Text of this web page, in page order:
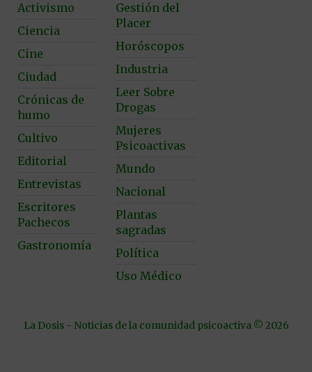
Activismo
Ciencia
Cine
Ciudad
Crónicas de
humo
Cultivo
Editorial
Entrevistas
Escritores
Pachecos
Gastronomía
Gestión del
Placer
Horóscopos
Industria
Leer Sobre
Drogas
Mujeres
Psicoactivas
Mundo
Nacional
Plantas
sagradas
Política
Uso Médico
La Dosis - Noticias de la comunidad psicoactiva © 2026